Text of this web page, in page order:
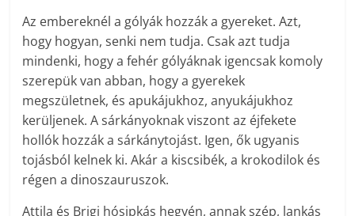
Az embereknél a gólyák hozzák a gyereket. Azt,
hogy hogyan, senki nem tudja. Csak azt tudja
mindenki, hogy a fehér gólyáknak igencsak komoly
szerepük van abban, hogy a gyerekek
megszületnek, és apukájukhoz, anyukájukhoz
kerüljenek. A sárkányoknak viszont az éjfekete
hollók hozzák a sárkánytojást. Igen, ők ugyanis
tojásból kelnek ki. Akár a kiscsibék, a krokodilok és
régen a dinoszauruszok.
Attila és Brigi hósipkás hegyén, annak szép, lankás